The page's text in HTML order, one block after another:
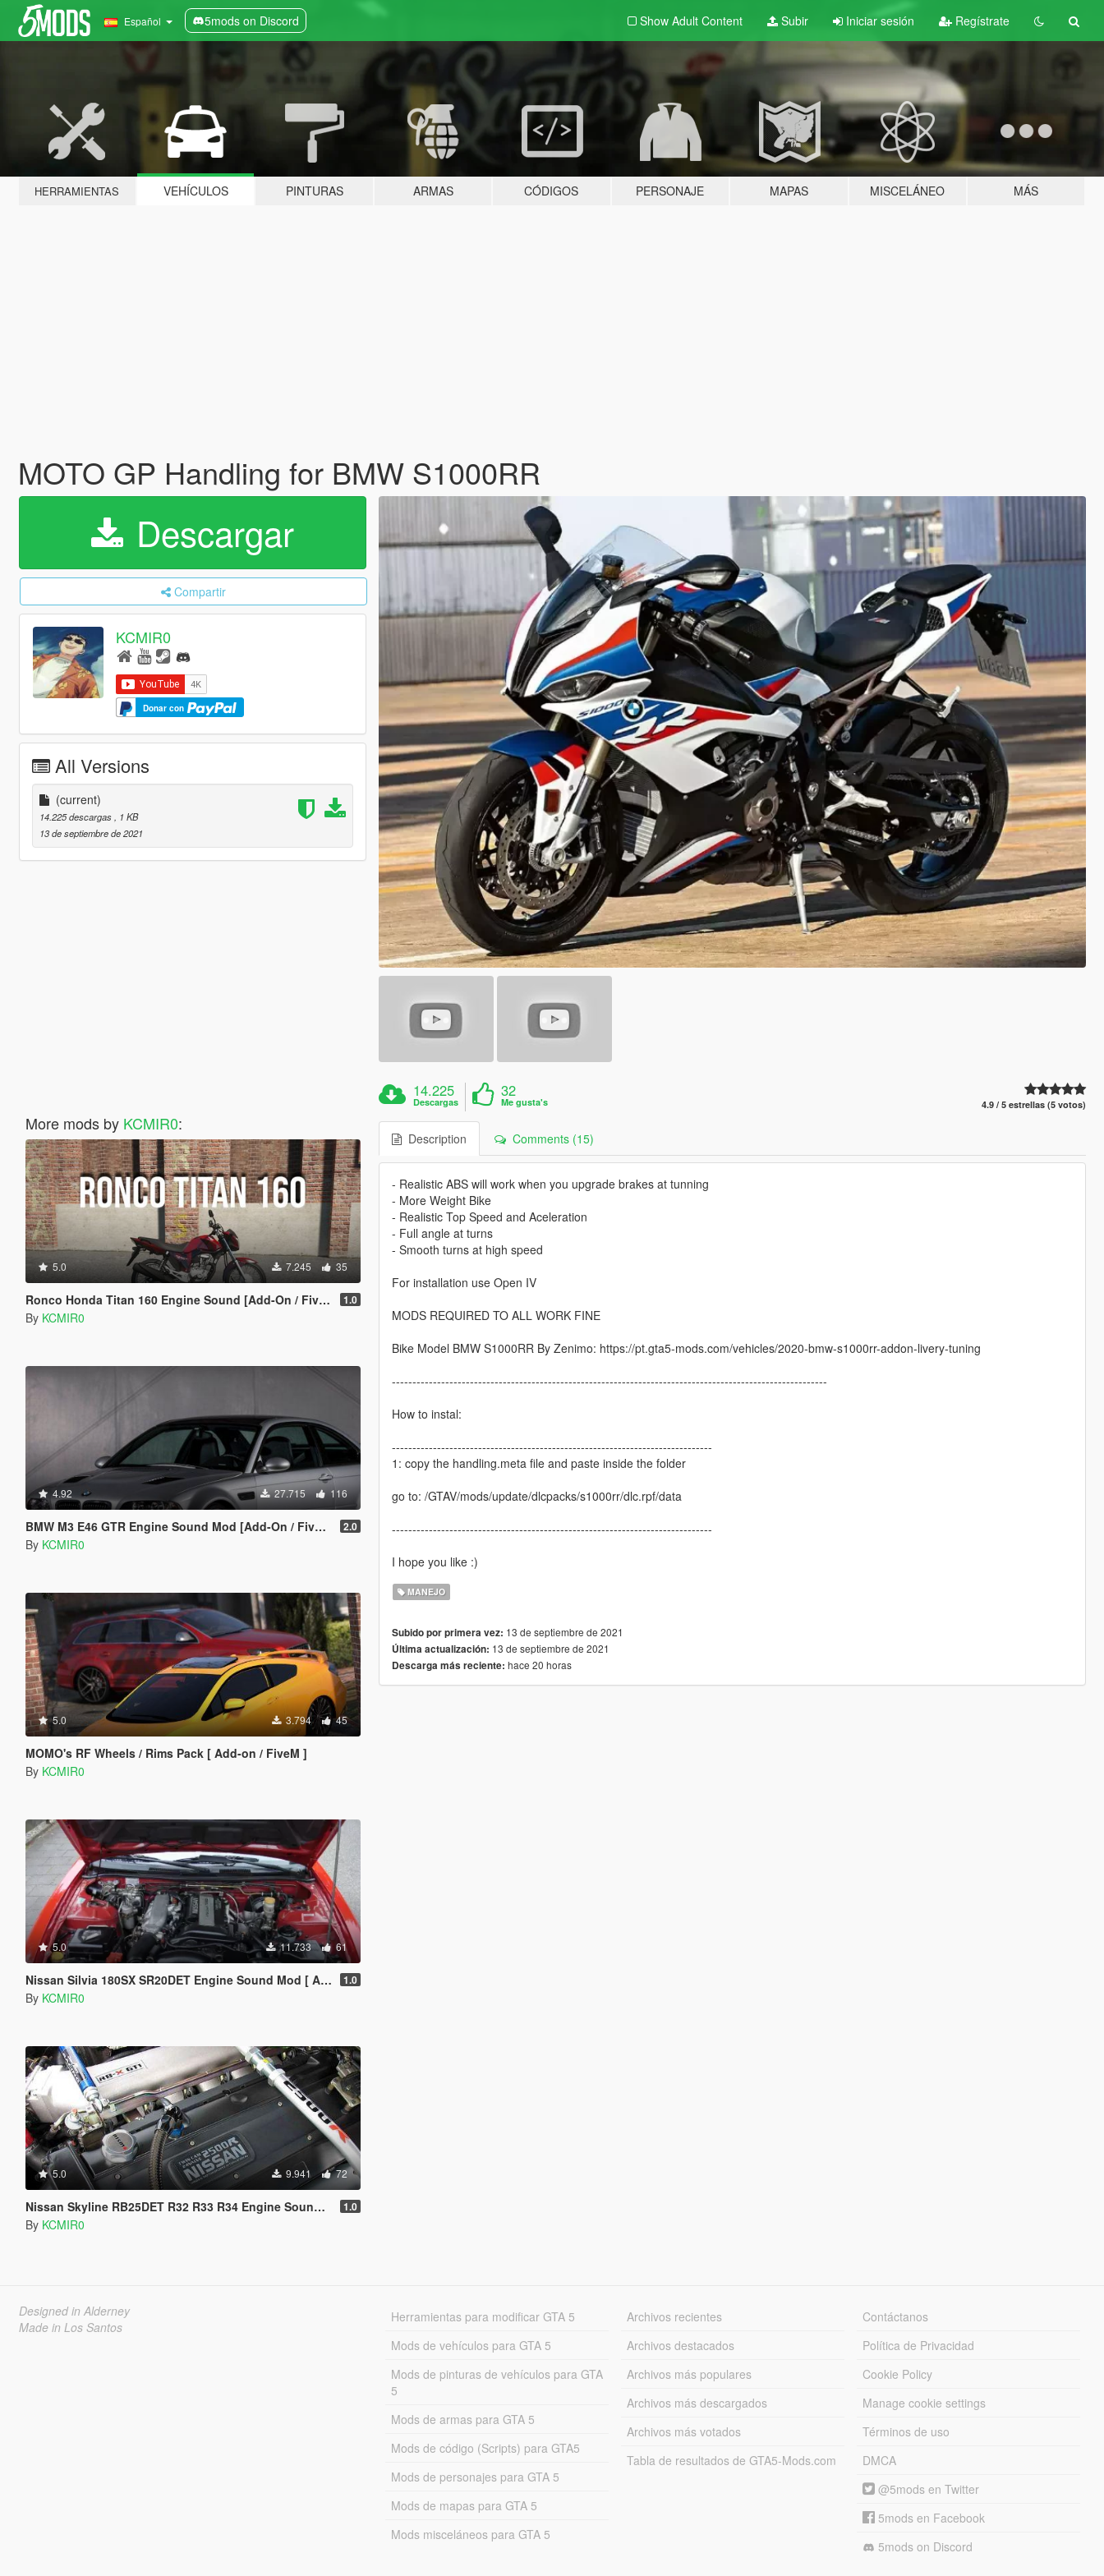
Español 5mods on Discord Show Adult Content Subir Iniciar sesión Regístrate
HERRAMIENTAS VEHÍCULOS PINTURAS ARMAS CÓDIGOS PERSONAJE MAPAS MISCELÁNEO MÁS
MOTO GP Handling for BMW S1000RR
Descargar
Compartir
KCMIR0
Donar con
All Versions
(current)
14.225 descargas
, 1 KB
13 de septiembre de 2021
More mods by KCMIR0:
5.0 7.245 35
Ronco Honda Titan 160 Engine Sound [Add-On / FiveM] 1.0
By KCMIR0
4.92 27.715 116
BMW M3 E46 GTR Engine Sound Mod [Add-On / FiveM] 2.0
By KCMIR0
5.0 3.794 45
MOMO's RF Wheels / Rims Pack [ Add-on / FiveM ]
By KCMIR0
5.0 11.733 61
Nissan Silvia 180SX SR20DET Engine Sound Mod [ Add-On / FiveM ] 1.0
By KCMIR0
5.0 9.941 72
Nissan Skyline RB25DET R32 R33 R34 Engine Sound Mod [Add On / FiveM | Sound] 1.0
By KCMIR0
14.225
Descargas
32
Me gusta's 4.9 / 5 estrellas (5 votos)
Description Comments (15)
- Realistic ABS will work when you upgrade brakes at tunning
- More Weight Bike
- Realistic Top Speed and Aceleration
- Full angle at turns
- Smooth turns at high speed
For installation use Open IV
MODS REQUIRED TO ALL WORK FINE
Bike Model BMW S1000RR By Zenimo: https://pt.gta5-mods.com/vehicles/2020-bmw-s1000rr-addon-livery-tuning
----------------------------------------------------------------------------------------------------------
How to instal:
------------------------------------------------------------------------------
1: copy the handling.meta file and paste inside the folder
go to: /GTAV/mods/update/dlcpacks/s1000rr/dlc.rpf/data
------------------------------------------------------------------------------
I hope you like :)
MANEJO
Subido por primera vez: 13 de septiembre de 2021
Última actualización: 13 de septiembre de 2021
Descarga más reciente: hace 20 horas
Designed in Alderney
Made in Los Santos
Herramientas para modificar GTA 5
Mods de vehículos para GTA 5
Mods de pinturas de vehículos para GTA
5
Mods de armas para GTA 5
Mods de código (Scripts) para GTA5
Mods de personajes para GTA 5
Mods de mapas para GTA 5
Mods misceláneos para GTA 5
Archivos recientes
Archivos destacados
Archivos más populares
Archivos más descargados
Archivos más votados
Tabla de resultados de GTA5-Mods.com
Contáctanos
Política de Privacidad
Cookie Policy
Manage cookie settings
Términos de uso
DMCA
@5mods en Twitter
5mods en Facebook
5mods on Discord